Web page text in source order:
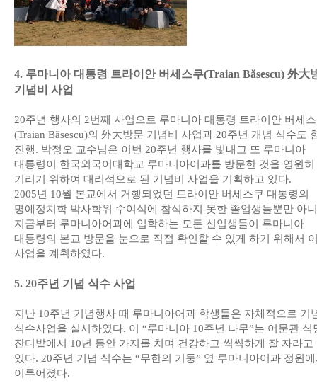
4. 루마니아 대통령 트라이안 버세스쿠(Traian Băsescu) 外大
기념비 사업
20주년 행사의 2번째 사업으로 루마니아 대통령 트라이안 버세
(Traian Băsescu)의 外大방문 기념비 사업과 20주년 개념 식수도
진행. 박정오 교수님은 이번 20주년 행사를 빛내고 또 루마니아
대통령이 한국외국어대학교 루마니아어과를 방문한 것을 영원히
기리기 위하여 대리석으로 된 기념비 사업을 기획하고 있다.
2005년 10월 본교에서 거행되었던 트라이안 버세스쿠 대통령의
명예정치학 박사학위 수여식에 참석하지 못한 졸업생들뿐만 아
지금부터 루마니아어과에 입학하는 모든 신입생들이 루마니아
대통령의 본교 방문을 눈으로 직접 확인할 수 있게 하기 위해서
사업을 계획하였다.
5. 20주년 기념 식수 사업
지난 10주년 기념행사 때 루마니아어과 학생들은 자체적으로 기
식수사업을 실시하였다. 이 “루마니아 10주년 나무”는 어문관 식
잔디밭에서 10년 동안 가지를 치며 건강하고 씩씩하게 잘 자라고
있다. 20주년 기념 식수는 “무한의 기둥” 옆 루마니아어과 정원
이루어졌다.